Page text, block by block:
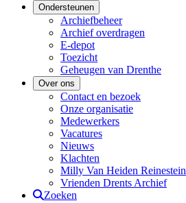
Ondersteunen
Archiefbeheer
Archief overdragen
E-depot
Toezicht
Geheugen van Drenthe
Over ons
Contact en bezoek
Onze organisatie
Medewerkers
Vacatures
Nieuws
Klachten
Milly Van Heiden Reinestein
Vrienden Drents Archief
Zoeken